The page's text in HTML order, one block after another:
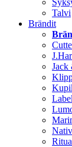
Talvi
Brändit
Jack